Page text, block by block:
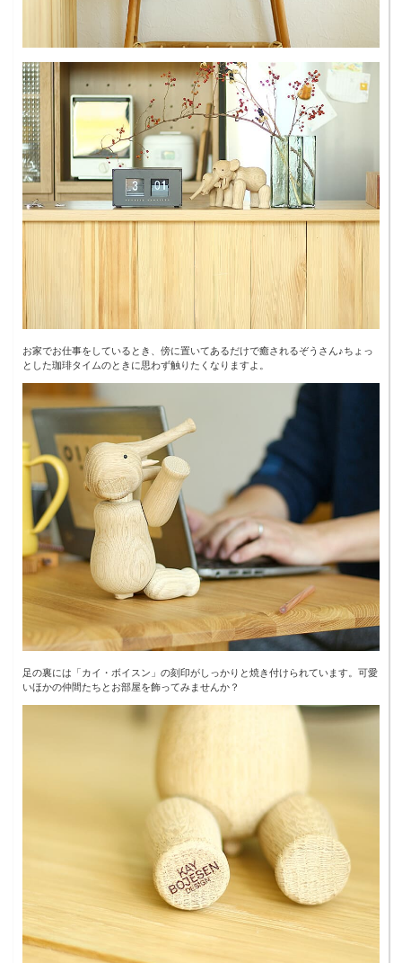
お家でお仕事をしているとき、傍に置いてあるだけで癒されるぞうさん♪ちょっ
とした珈琲タイムのときに思わず触りたくなりますよ。
足の裏には「カイ・ボイスン」の刻印がしっかりと焼き付けられています。可愛
いほかの仲間たちとお部屋を飾ってみませんか？